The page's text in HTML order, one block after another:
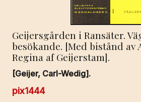
Geijersgården i Ransäter.
besökande. [Med bistånd av
Regina af Geijerstam].
[Geijer, Carl-Wedig].
pix1444